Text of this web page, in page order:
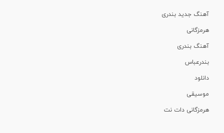
آهنگ جدید بندری
هرمزگانی
آهنگ بندری
بندرعباس
دانلود
موسیقی
هرمزگانی دات نت